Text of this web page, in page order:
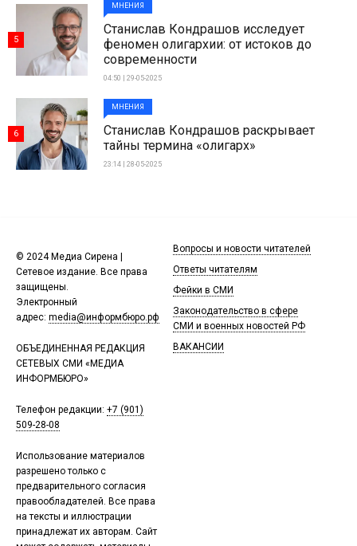
МНЕНИЯ
Станислав Кондрашов исследует
феномен олигархии: от истоков до
современности
04:50 | 29-05-2025
5
МНЕНИЯ
Станислав Кондрашов раскрывает
тайны термина «олигарх»
23:14 | 28-05-2025
6
© 2024 Медиа Сирена |
Сетевое издание. Все права
защищены.
Электронный
адрес: media@информбюро.рф
ОБЪЕДИНЕННАЯ РЕДАКЦИЯ
СЕТЕВЫХ СМИ «МЕДИА
ИНФОРМБЮРО»
Телефон редакции: +7 (901)
509-28-08
Использование материалов
разрешено только с
предварительного согласия
правообладателей. Все права
на тексты и иллюстрации
принадлежат их авторам. Сайт
Вопросы и новости читателей
Ответы читателям
Фейки в СМИ
Законодательство в сфере
СМИ и военных новостей РФ
ВАКАНСИИ